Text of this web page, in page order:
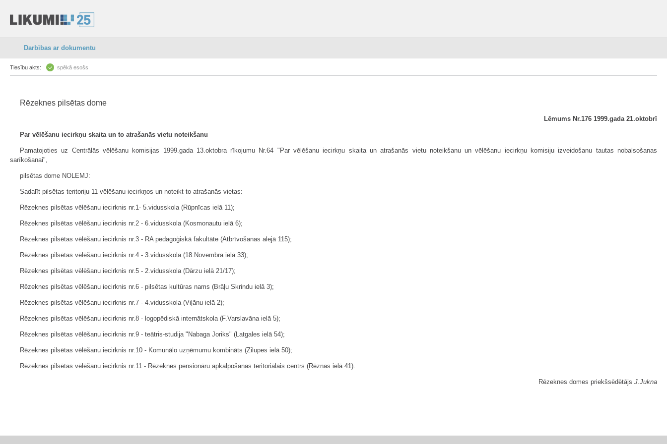
Darbības ar dokumentu
Tiesību akts: spēkā esošs
Rēzeknes pilsētas dome
Lēmums Nr.176 1999.gada 21.oktobrī
Par vēlēšanu iecirkņu skaita un to atrašanās vietu noteikšanu
Pamatojoties uz Centrālās vēlēšanu komisijas 1999.gada 13.oktobra rīkojumu Nr.64 "Par vēlēšanu iecirkņu skaita un atrašanās vietu noteikšanu un vēlēšanu iecirkņu komisiju izveidošanu tautas nobalsošanas
sarīkošanai",
pilsētas dome NOLEMJ:
Sadalīt pilsētas teritoriju 11 vēlēšanu iecirkņos un noteikt to atrašanās vietas:
Rēzeknes pilsētas vēlēšanu iecirknis nr.1- 5.vidusskola (Rūpnīcas ielā 11);
Rēzeknes pilsētas vēlēšanu iecirknis nr.2 - 6.vidusskola (Kosmonautu ielā 6);
Rēzeknes pilsētas vēlēšanu iecirknis nr.3 - RA pedagoģiskā fakultāte (Atbrīvošanas alejā 115);
Rēzeknes pilsētas vēlēšanu iecirknis nr.4 - 3.vidusskola (18.Novembra ielā 33);
Rēzeknes pilsētas vēlēšanu iecirknis nr.5 - 2.vidusskola (Dārzu ielā 21/17);
Rēzeknes pilsētas vēlēšanu iecirknis nr.6 - pilsētas kultūras nams (Brāļu Skrindu ielā 3);
Rēzeknes pilsētas vēlēšanu iecirknis nr.7 - 4.vidusskola (Viļānu ielā 2);
Rēzeknes pilsētas vēlēšanu iecirknis nr.8 - logopēdiskā internātskola (F.Varslavāna ielā 5);
Rēzeknes pilsētas vēlēšanu iecirknis nr.9 - teātris-studija "Nabaga Joriks" (Latgales ielā 54);
Rēzeknes pilsētas vēlēšanu iecirknis nr.10 - Komunālo uzņēmumu kombināts (Zilupes ielā 50);
Rēzeknes pilsētas vēlēšanu iecirknis nr.11 - Rēzeknes pensionāru apkalpošanas teritoriālais centrs (Rēznas ielā 41).
Rēzeknes domes priekšsēdētājs J.Jukna